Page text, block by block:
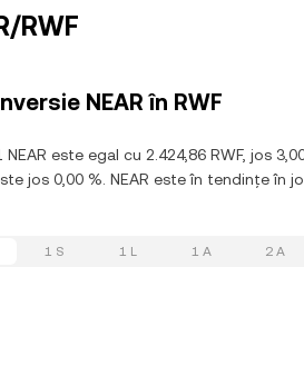
RWF
NEAR în RWF
NEAR este egal cu 2.424,86 RWF, jos
jos 0,00 %. NEAR este în tendințe în
1 S 1 L 1 A 2 A